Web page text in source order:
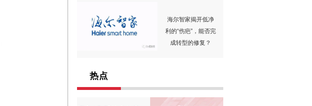
海尔智家揭开低净
利的“伤疤”，能否完
成转型的修复？
热点